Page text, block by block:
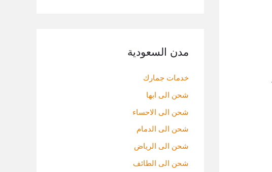
مدن السعودية
خدمات جمارك
شحن الى ابها
شحن الى الاحساء
شحن الى الدمام
شحن الى الرياض
شحن الى الطائف